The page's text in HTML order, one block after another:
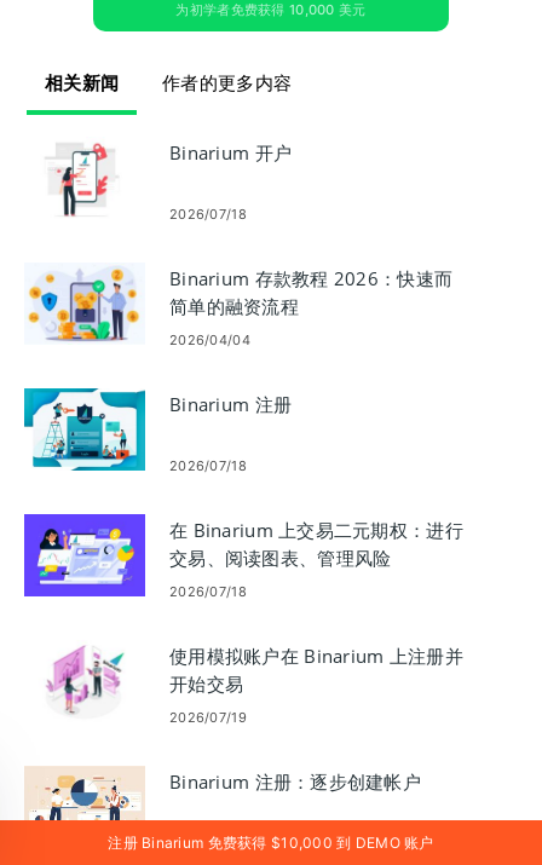
为初学者免费获得 10,000 美元
相关新闻 作者的更多内容
Binarium 开户
2026/07/18
Binarium 存款教程 2026：快速而
简单的融资流程
2026/04/04
Binarium 注册
2026/07/18
在 Binarium 上交易二元期权：进行
交易、阅读图表、管理风险
2026/07/18
使用模拟账户在 Binarium 上注册并
开始交易
2026/07/19
Binarium 注册：逐步创建帐户
2026/07/19
注册 Binarium 免费获得 $10,000 到 DEMO 账户